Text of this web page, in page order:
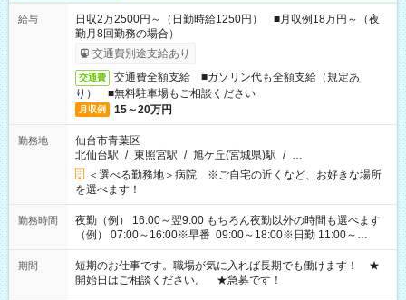
給与
日収2万2500円～（日勤時給1250円） ■月収例18万円～（夜
勤月8回勤務の場合）
交通費別途支給あり
交通費
交通費全額支給 ■ガソリン代も全額支給（規定あ
り） ■無料駐車場もご相談ください
月収例 15～20万円
勤務地
仙台市青葉区
北仙台駅 / 東照宮駅 / 旭ケ丘(宮城県)駅 / …
＜選べる勤務地＞病院 ※ご自宅の近くなど、お好きな場所
を選べます！
勤務時間
夜勤（例） 16:00～翌9:00 もちろん夜勤以外の時間も選べます
（例） 07:00～16:00※早番 09:00～18:00※日勤 11:00～
20:00※遅番 ※時間は、固定・選べる施設もあるので、ご希望が
あれば調整できます！ ※シフト制。勤務地により実働時間が異
なります。★家庭の都合でお休みが必要な場合も遠慮なくご相
談ください。
期間
短期のお仕事です。職場が気に入れば長期でも働けます！ ★
開始日はご相談ください。 ★急募です！